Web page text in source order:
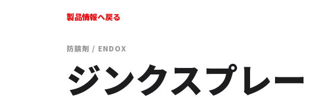
製品情報へ戻る
防錆剤 / ENDOX
ジンクスプレー